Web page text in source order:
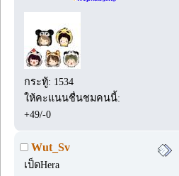
กระทู้: 1534
ให้คะแนนชื่นชมคนนี้:
+49/-0
Wut_Sv
เป็ดHera